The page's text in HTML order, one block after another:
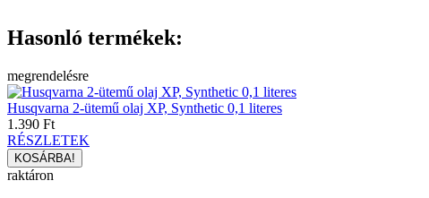
Hasonló termékek:
megrendelésre
Husqvarna 2-ütemű olaj XP, Synthetic 0,1 literes
1.390 Ft
RÉSZLETEK
raktáron